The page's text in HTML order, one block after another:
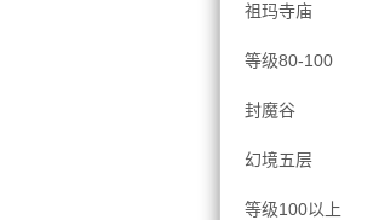
祖玛寺庙
等级80-100
封魔谷
幻境五层
等级100以上